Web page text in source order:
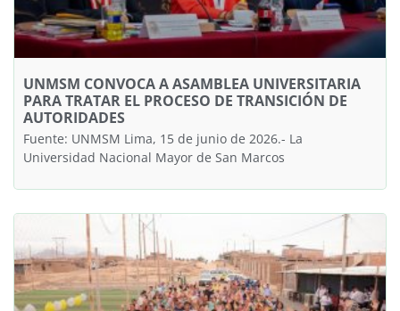
UNMSM CONVOCA A ASAMBLEA UNIVERSITARIA
PARA TRATAR EL PROCESO DE TRANSICIÓN DE
AUTORIDADES
Fuente: UNMSM Lima, 15 de junio de 2026.- La
Universidad Nacional Mayor de San Marcos